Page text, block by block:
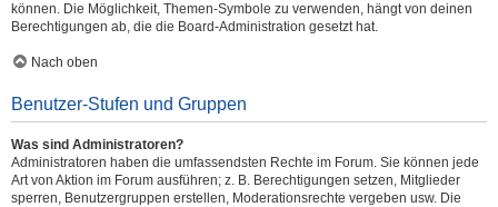
können. Die Möglichkeit, Themen-Symbole zu verwenden, hängt von deinen
Berechtigungen ab, die die Board-Administration gesetzt hat.
Nach oben
Benutzer-Stufen und Gruppen
Was sind Administratoren?
Administratoren haben die umfassendsten Rechte im Forum. Sie können jede
Art von Aktion im Forum ausführen; z. B. Berechtigungen setzen, Mitglieder
sperren, Benutzergruppen erstellen, Moderationsrechte vergeben usw. Die